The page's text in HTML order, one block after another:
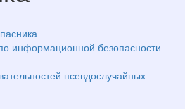
информационной безопасности
псевдослучайных